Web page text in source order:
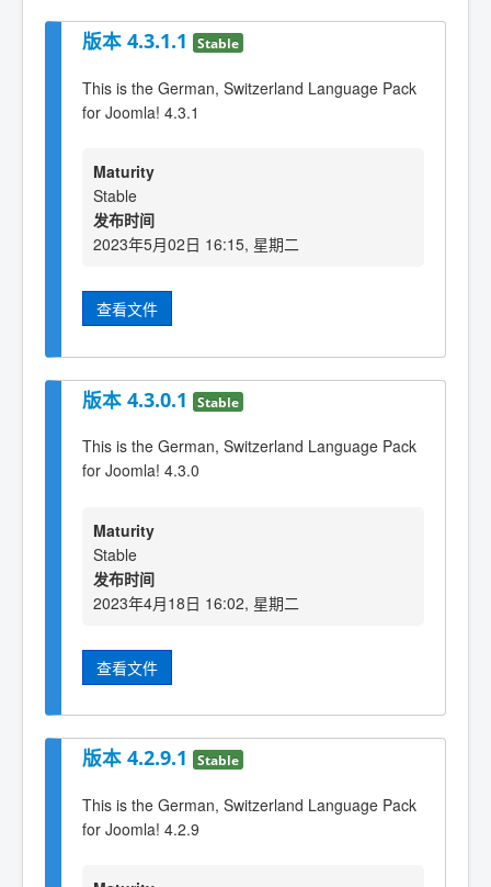
版本 4.3.1.1 Stable
This is the German, Switzerland Language Pack
for Joomla! 4.3.1
Maturity
Stable
发布时间
2023年5月02日 16:15, 星期二
查看文件
版本 4.3.0.1 Stable
This is the German, Switzerland Language Pack
for Joomla! 4.3.0
Maturity
Stable
发布时间
2023年4月18日 16:02, 星期二
查看文件
版本 4.2.9.1 Stable
This is the German, Switzerland Language Pack
for Joomla! 4.2.9